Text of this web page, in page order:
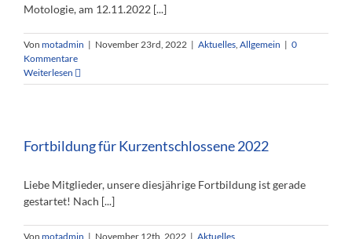
Motologie, am 12.11.2022 [...]
Von motadmin | November 23rd, 2022 | Aktuelles, Allgemein | 0
Kommentare
Weiterlesen
Fortbildung für Kurzentschlossene 2022
Liebe Mitglieder, unsere diesjährige Fortbildung ist gerade
gestartet! Nach [...]
Von motadmin | November 12th, 2022 | Aktuelles,